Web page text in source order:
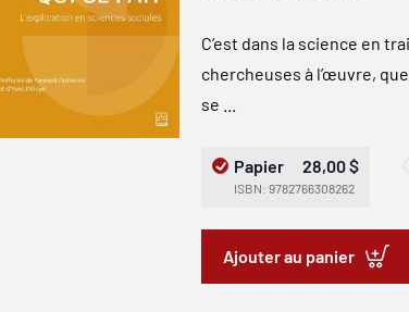
C’est dans la science en
chercheuses à l’œuvre,
se ...
Papier 28,00 $
ISBN: 9782766308262
Ajouter au panier